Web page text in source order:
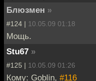
Блюзмен »
#124 | 10.05.09 01:18
Мощь.
Stu67 »
#125 | 10.05.09 01:26
Кому: Goblin, #116